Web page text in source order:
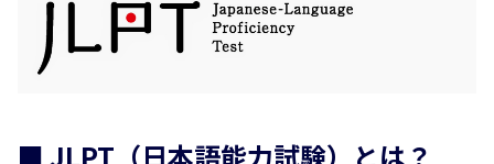
■ JLPT（日本語能力試験）とは？